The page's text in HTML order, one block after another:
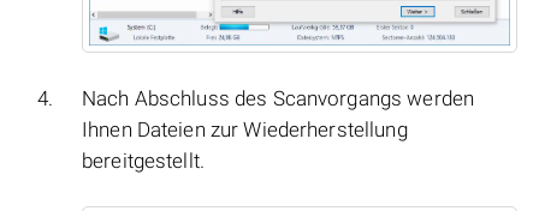
Nach Abschluss des Scanvorgangs werden
Ihnen Dateien zur Wiederherstellung
bereitgestellt.